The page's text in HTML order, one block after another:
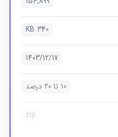
340 KB
1403/12/17
10 تا 20 درصد
zip